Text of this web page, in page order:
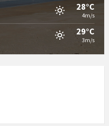
28°C
4m/s
29°C
3m/s